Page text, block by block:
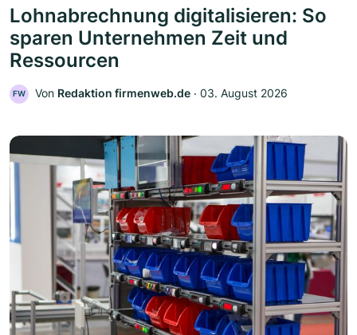
Lohnabrechnung digitalisieren: So
sparen Unternehmen Zeit und
Ressourcen
FW Von Redaktion firmenweb.de ‧ 03. August 2026